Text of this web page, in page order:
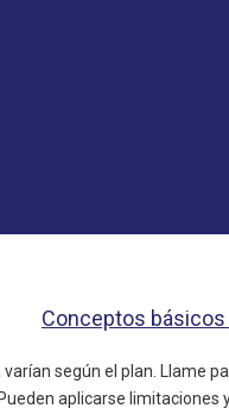
Conceptos
según el plan.
aplicarse limitaciones